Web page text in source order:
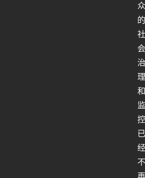
众
的
社
会
治
理
和
监
控
已
经
不
再